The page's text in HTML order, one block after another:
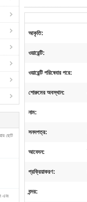
ছোট
এবং
আকৃতি:
ওয়ারেন্টি:
ওয়ারেন্টি পরিষেবার পরে:
শোরুমের অবস্থান:
নাম:
সনদপত্র:
আবেদন:
প্রক্রিয়াকরণ:
বন্দর: